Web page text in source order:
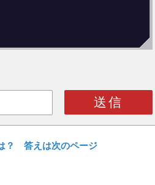
送信
？ 答えは次のページ